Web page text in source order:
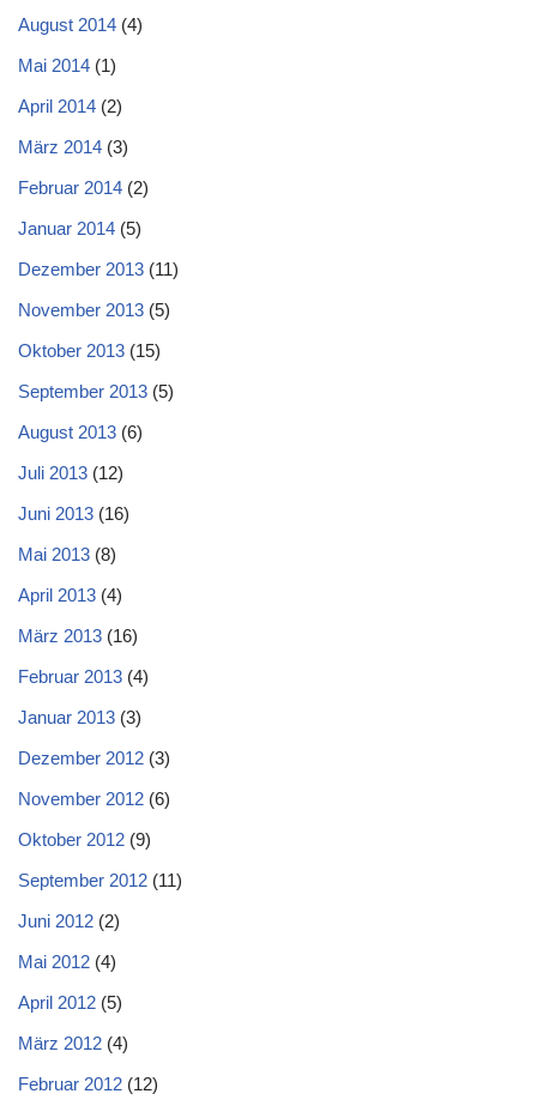
August 2014 (4)
Mai 2014 (1)
April 2014 (2)
März 2014 (3)
Februar 2014 (2)
Januar 2014 (5)
Dezember 2013 (11)
November 2013 (5)
Oktober 2013 (15)
September 2013 (5)
August 2013 (6)
Juli 2013 (12)
Juni 2013 (16)
Mai 2013 (8)
April 2013 (4)
März 2013 (16)
Februar 2013 (4)
Januar 2013 (3)
Dezember 2012 (3)
November 2012 (6)
Oktober 2012 (9)
September 2012 (11)
Juni 2012 (2)
Mai 2012 (4)
April 2012 (5)
März 2012 (4)
Februar 2012 (12)